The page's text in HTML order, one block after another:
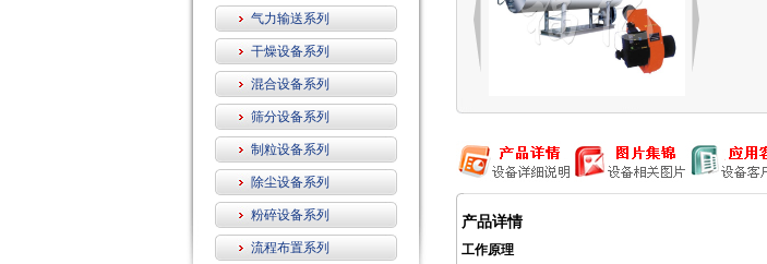
气力输送系列
干燥设备系列
混合设备系列
筛分设备系列
制粒设备系列
除尘设备系列
粉碎设备系列
流程布置系列
产品详情
工作原理